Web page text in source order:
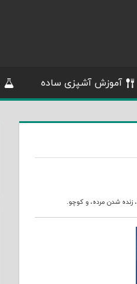
آموزش آشپزی ساده
، زنده شدن مرده، وکوچو.